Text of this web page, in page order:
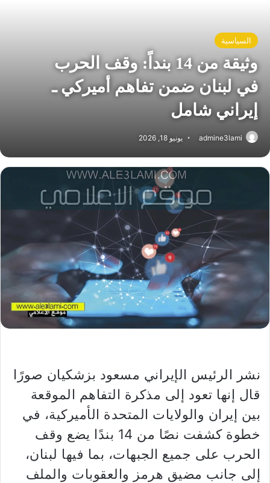
السياسية
وثيقة من 14 بنداً: وقف الحرب
في لبنان ضمن تفاهم أميركي ـ
إيراني شامل
admine3lami يونيو 18, 2026
نشر الرئيس الإيراني مسعود بزشكيان صورًا
قال إنها تعود إلى مذكرة التفاهم الموقعة
بين إيران والولايات المتحدة الأميركية، في
خطوة كشفت نصًا من 14 بندًا يضع وقف
الحرب على جميع الجبهات، بما فيها لبنان،
إلى جانب مضيق هرمز والعقوبات والملف